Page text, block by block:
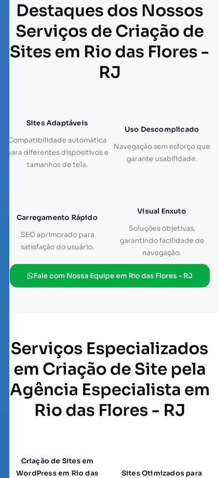
Destaques dos Nossos
Serviços de Criação de
Sites em Rio das Flores -
RJ
Sites Adaptáveis
Compatibilidade automática
para diferentes dispositivos e
tamanhos de tela.
Uso Descomplicado
Navegação sem esforço que
garante usabilidade.
Carregamento Rápido
SEO aprimorado para
satisfação do usuário.
Visual Enxuto
Soluções objetivas,
garantindo facilidade de
navegação.
Fale com Nossa Equipe em Rio das Flores - RJ
Serviços Especializados
em Criação de Site pela
Agência Especialista em
Rio das Flores - RJ
Criação de Sites em
WordPress em Rio das
Sites Otimizados para